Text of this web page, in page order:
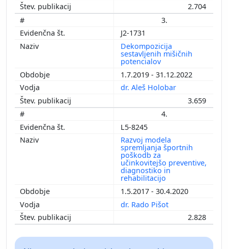
2.704
3.
J2-1731
Dekompozicija
sestavljenih mišičnih
potencialov
1.7.2019 - 31.12.2022
dr. Aleš Holobar
3.659
4.
L5-8245
Razvoj modela
spremljanja športnih
poškodb za
učinkovitejšo preventive,
diagnostiko in
rehabilitacijo
1.5.2017 - 30.4.2020
dr. Rado Pišot
2.828